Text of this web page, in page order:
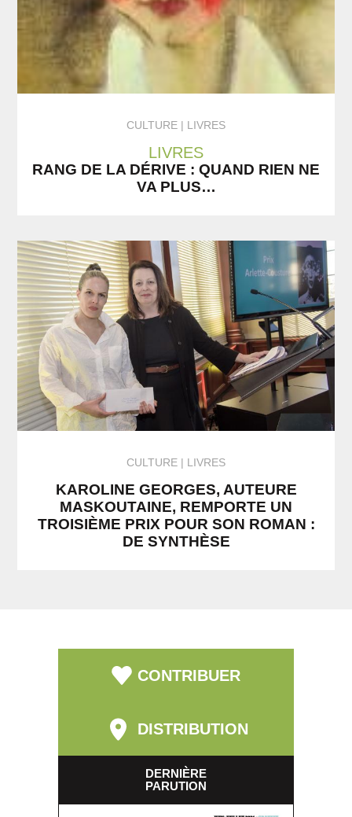
CULTURE LIVRES
LIVRES
RANG DE LA DÉRIVE : QUAND RIEN NE
VA PLUS…
CULTURE LIVRES
KAROLINE GEORGES, AUTEURE
MASKOUTAINE, REMPORTE UN
TROISIÈME PRIX POUR SON ROMAN :
DE SYNTHÈSE
CONTRIBUER
DISTRIBUTION
DERNIÈRE
PARUTION